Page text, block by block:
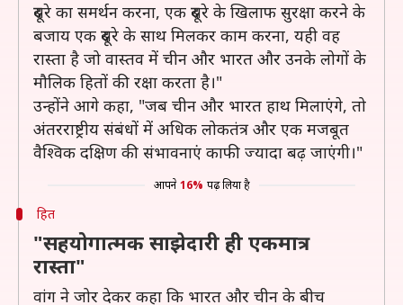
दूसरे का समर्थन करना, एक दूसरे के खिलाफ सुरक्षा करने के
बजाय एक दूसरे के साथ मिलकर काम करना, यही वह
रास्ता है जो वास्तव में चीन और भारत और उनके लोगों के
मौलिक हितों की रक्षा करता है।"
उन्होंने आगे कहा, "जब चीन और भारत हाथ मिलाएंगे, तो
अंतरराष्ट्रीय संबंधों में अधिक लोकतंत्र और एक मजबूत
वैश्विक दक्षिण की संभावनाएं काफी ज्यादा बढ़ जाएंगी।"
आपने 16% पढ़ लिया है
हित
"सहयोगात्मक साझेदारी ही एकमात्र
रास्ता"
वांग ने जोर देकर कहा कि भारत और चीन के बीच